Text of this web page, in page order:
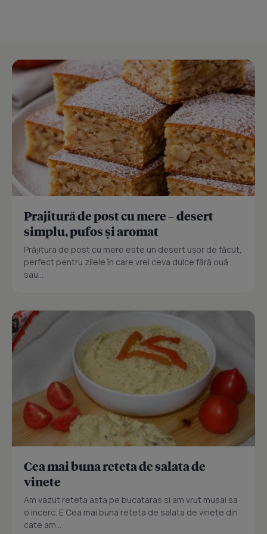
Prajitură de post cu mere – desert
simplu, pufos și aromat
Prăjitura de post cu mere este un desert ușor de făcut,
perfect pentru zilele în care vrei ceva dulce fără ouă
sau...
Cea mai buna reteta de salata de
vinete
Am vazut reteta asta pe bucataras si am vrut musai sa
o incerc. E Cea mai buna reteta de salata de vinete din
cate am...